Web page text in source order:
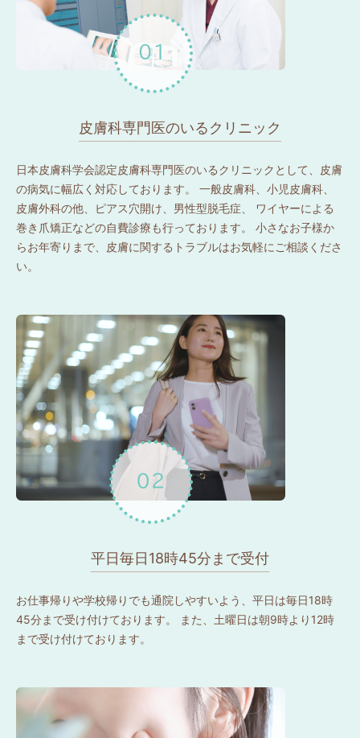
皮膚科専門医のいるクリニック
日本皮膚科学会認定皮膚科専門医のいるクリニックとして、皮膚
の病気に幅広く対応しております。 一般皮膚科、小児皮膚科、
皮膚外科の他、ピアス穴開け、男性型脱毛症、 ワイヤーによる
巻き爪矯正などの自費診療も行っております。 小さなお子様か
らお年寄りまで、皮膚に関するトラブルはお気軽にご相談くださ
い。
平日毎日18時45分まで受付
お仕事帰りや学校帰りでも通院しやすいよう、平日は毎日18時
45分まで受け付けております。 また、土曜日は朝9時より12時
まで受け付けております。